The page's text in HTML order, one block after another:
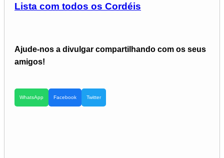
Lista com todos os Cordéis
Ajude-nos a divulgar compartilhando com os seus
amigos!
WhatsApp Facebook Twitter